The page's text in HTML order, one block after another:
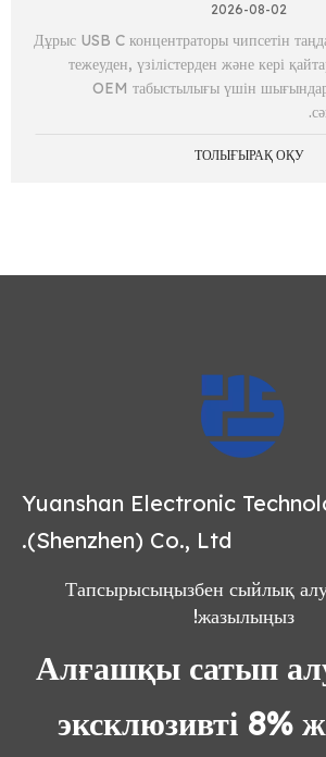
2026-08-02
Дұрыс USB C концентраторы чипсетін
тежеуден, үзілістерден және кері
OEM табыстылығы үшін
ТОЛЫҒЫРАҚ ОҚУ
Yuanshan Electronic
(Shenzhen) Co., Ltd.
Тапсырысыңызбен сыйлық
жазылыңыз!
Алғашқы сатып
эксклюзивті 8%